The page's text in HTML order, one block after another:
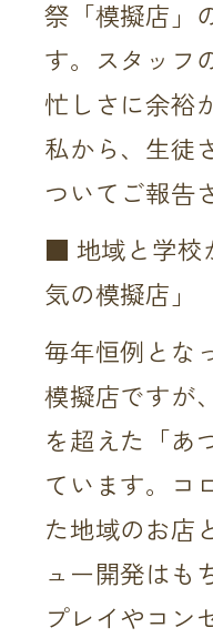
祭「模擬店」
す。スタッフ
忙しさに余裕
私から、生徒
ついてご報告
■ 地域と学
気の模擬店」
毎年恒例とな
模擬店ですが
を超えた「あ
ています。コ
た地域のお店
ュー開発はも
プレイやコン